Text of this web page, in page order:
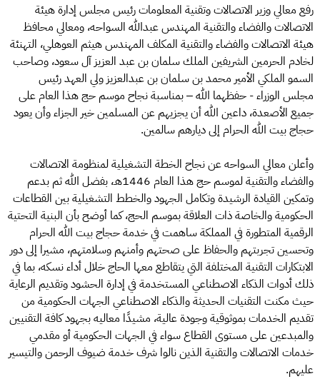
رفع معالي وزير الاتصالات وتقنية المعلومات رئيس مجلس إدارة هيئة
الاتصالات والفضاء والتقنية المهندس عبدالله السواحه، ومعالي محافظ
هيئة الاتصالات والفضاء والتقنية المكلف المهندس هيثم العوهلي، التهنئة
لخادم الحرمين الشريفين الملك سلمان بن عبد العزيز آل سعود، وصاحب
السمو الملكي الأمير محمد بن سلمان بن عبدالعزيز ولي العهد رئيس
مجلس الوزراء - حفظهما الله – بمناسبة نجاح موسم حج هذا العام على
جميع الأصعدة، داعين الله أن يجزيهم عن المسلمين خير الجزاء وأن يعود
حجاج بيت الله الحرام إلى ديارهم سالمين.
وأعلن معالي السواحه عن نجاح الخطة التشغيلية لمنظومة الاتصالات
والفضاء والتقنية لموسم حج هذا العام 1446هـ، بفضل الله ثم بدعم
وتمكين القيادة الرشيدة وتكامل الجهود والخطط التشغيلية بين القطاعات
الحكومية والخاصة ذات العلاقة بموسم الحج، كما أوضح بأن البنية التحتية
الرقمية المتطورة في المملكة ساهمت في خدمة حجاج بيت الله الحرام
وتحسين تجربتهم والحفاظ على صحتهم وأمنهم وسلامتهم، مشيرا إلى دور
الابتكارات التقنية المختلفة التي يتقاطع معها الحاج خلال أداء نسكه، بما في
ذلك أدوات الذكاء الاصطناعي المستخدمة في إدارة الحشود وتقديم الرعاية
حيث مكنت التقنيات الحديثة والذكاء الاصطناعي الجهات الحكومية من
تقديم الخدمات بموثوقية وجودة عالية، مشيدًا معاليه بجهود كافة التقنيين
والمبدعين على مستوى القطاع سواء في الجهات الحكومية أو مقدمي
خدمات الاتصالات والتقنية الذين نالوا شرف خدمة ضيوف الرحمن والتيسير
عليهم.